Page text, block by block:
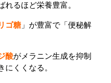
れるほど栄養豊富。
ゴ糖」が豊富で「便秘解
酸がメラニン生成を抑制
にくくなる。